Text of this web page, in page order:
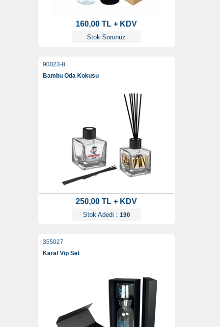
160,00 TL + KDV
Stok Sorunuz
90023-8
Bambu Oda Kokusu
250,00 TL + KDV
Stok Adedi : 190
355027
Karaf Vip Set